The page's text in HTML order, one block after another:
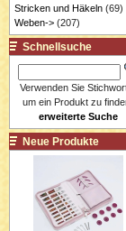
Stricken und Häkeln(69)
Weben->(207)
Schnellsuche
Verwenden Sie
um ein Produkt zu
erweiterte Suche
Neue Produkte